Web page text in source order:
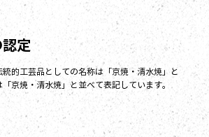
定
的工芸品としての名称は「京焼・清水焼」と
京焼・清水焼」と並べて表記しています。